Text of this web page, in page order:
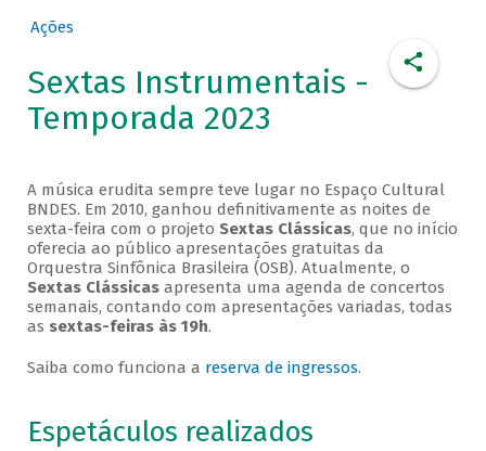
Ações
Sextas Instrumentais -
Temporada 2023
A música erudita sempre teve lugar no Espaço Cultural
BNDES. Em 2010, ganhou definitivamente as noites de
sexta-feira com o projeto Sextas Clássicas, que no início
oferecia ao público apresentações gratuitas da
Orquestra Sinfônica Brasileira (OSB). Atualmente, o
Sextas Clássicasapresenta uma agenda de concertos
semanais, contando com apresentações variadas, todas
as sextas-feiras às 19h.
Saiba como funciona a reserva de ingressos.
Espetáculos realizados